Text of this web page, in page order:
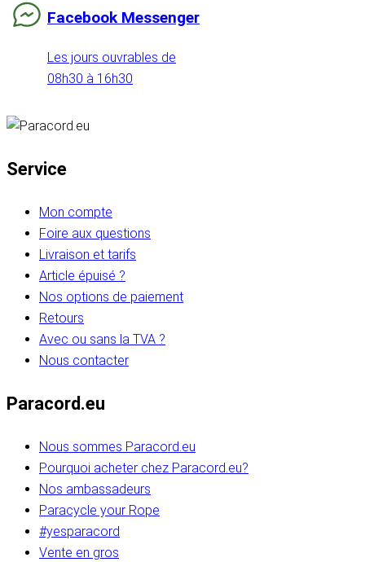
Facebook Messenger
Les jours ouvrables de
08h30 à 16h30
Service
Mon compte
Foire aux questions
Livraison et tarifs
Article épuisé ?
Nos options de paiement
Retours
Avec ou sans la TVA ?
Nous contacter
Paracord.eu
Nous sommes Paracord.eu
Pourquoi acheter chez Paracord.eu?
Nos ambassadeurs
Paracycle your Rope
#yesparacord
Vente en gros